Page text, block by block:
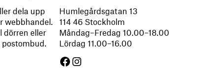
dela upp
webbhandel.
dörren eller
Humlegårdsgatan 13
114 46 Stockholm
Måndag–Fredag 10.00–18.00
Lördag 11.00–16.00
Facebook
Instagram